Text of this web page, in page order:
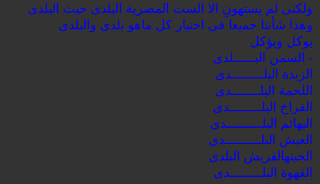
ولكنى لم يستهونِِ الا الست المصرية البلدى حيث البلدى
وهذا شأننا جميعا فى اختيار كل ماهو بلدى والبلدى
يوكل ويؤكل
- السمن البــــــلدى
الزبدة البلـــــــــدى
اللحمة البلــــــــدى
الفراخ البلـــــــــدى
البهائم البلــــــــــدى
العيش البلــــــــــدى
الجبنهالقريش البلدى
القهوة البلـــــــــدى